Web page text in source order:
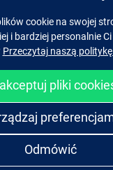
Facebook
cookie na swojej
i bardziej personalnie
Przeczytaj naszą
pliki
Odmówić